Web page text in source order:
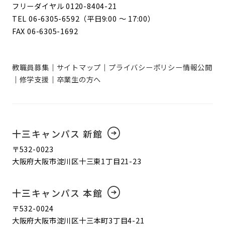
フリーダイヤル 0120-8404-21
TEL 06-6305-6592（平日9:00 ～ 17:00）
FAX 06-6305-1692
教職員募集 サイトマップ プライバシーポリシー情報公開
修学支援
卒業生の方へ
十三キャンパス 新館
〒532-0023
大阪府大阪市淀川区十三東1丁目21-23
十三キャンパス 本館
〒532-0024
大阪府大阪市淀川区十三本町3丁目4-21